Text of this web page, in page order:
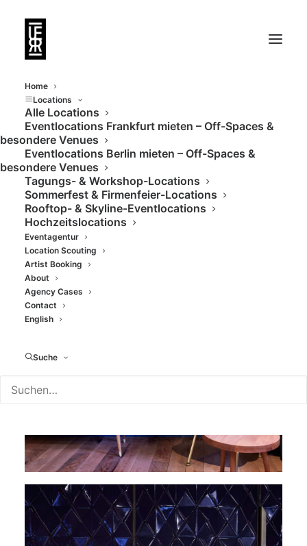
Home
Locations
Alle Locations
Eventlocations Frankfurt mieten – Off-Spaces &
besondere Venues
Eventlocations Berlin mieten – Off-Spaces &
besondere Venues
Tagungs- & Workshop-Locations
Sommerfest & Firmenfeier-Locations
Rooftop- & Skyline-Eventlocations
Hochzeitslocations
Eventagentur
Location Scouting
Artist Booking
About
Agency Cases
Contact
English
Suche
Designbar Frankfurt